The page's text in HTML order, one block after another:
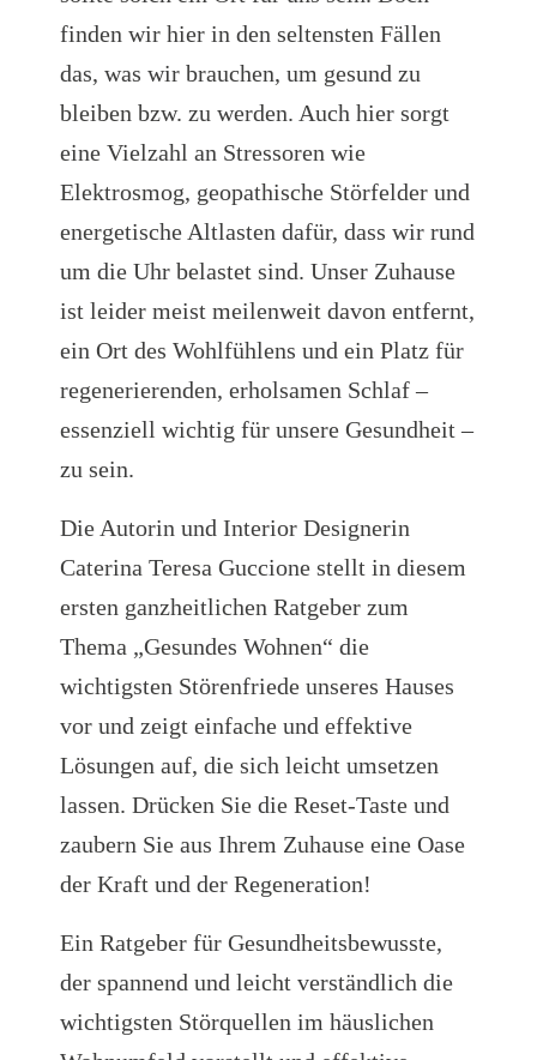
finden wir hier in den seltensten Fällen
das, was wir brauchen, um gesund zu
bleiben bzw. zu werden. Auch hier sorgt
eine Vielzahl an Stressoren wie
Elektrosmog, geopathische Störfelder und
energetische Altlasten dafür, dass wir rund
um die Uhr belastet sind. Unser Zuhause
ist leider meist meilenweit davon entfernt,
ein Ort des Wohlfühlens und ein Platz für
regenerierenden, erholsamen Schlaf –
essenziell wichtig für unsere Gesundheit –
zu sein.
Die Autorin und Interior Designerin
Caterina Teresa Guccione stellt in diesem
ersten ganzheitlichen Ratgeber zum
Thema „Gesundes Wohnen“ die
wichtigsten Störenfriede unseres Hauses
vor und zeigt einfache und effektive
Lösungen auf, die sich leicht umsetzen
lassen. Drücken Sie die Reset-Taste und
zaubern Sie aus Ihrem Zuhause eine Oase
der Kraft und der Regeneration!
Ein Ratgeber für Gesundheitsbewusste,
der spannend und leicht verständlich die
wichtigsten Störquellen im häuslichen